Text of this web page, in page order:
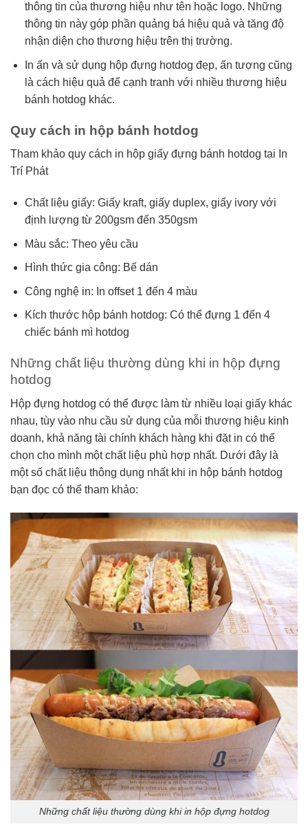
thông tin của thương hiệu như tên hoặc logo. Những
thông tin này góp phần quảng bá hiệu quả và tăng độ
nhận diện cho thương hiệu trên thị trường.
In ấn và sử dụng hộp đựng hotdog đẹp, ấn tượng cũng
là cách hiệu quả để cạnh tranh với nhiều thương hiệu
bánh hotdog khác.
Quy cách in hộp bánh hotdog
Tham khảo quy cách in hộp giấy đựng bánh hotdog tại In
Trí Phát
Chất liệu giấy: Giấy kraft, giấy duplex, giấy ivory với
định lượng từ 200gsm đến 350gsm
Màu sắc: Theo yêu cầu
Hình thức gia công: Bế dán
Công nghệ in: In offset 1 đến 4 màu
Kích thước hộp bánh hotdog: Có thể đựng 1 đến 4
chiếc bánh mì hotdog
Những chất liệu thường dùng khi in hộp đựng
hotdog
Hộp đựng hotdog có thể được làm từ nhiều loại giấy khác
nhau, tùy vào nhu cầu sử dụng của mỗi thương hiệu kinh
doanh, khả năng tài chính khách hàng khi đặt in có thể
chọn cho mình một chất liệu phù hợp nhất. Dưới đây là
một số chất liệu thông dụng nhất khi in hộp bánh hotdog
bạn đọc có thể tham khảo:
Những chất liệu thường dùng khi in hộp đựng hotdog